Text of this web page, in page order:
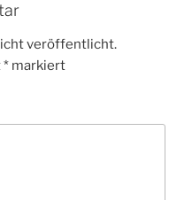
veröffentlicht.
* markiert